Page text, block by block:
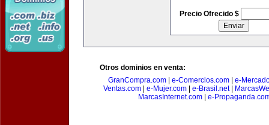
Precio Ofrecido $
Otros dominios en venta:
GranCompra.com
e-Comercios.com
e-
Ventas.com| e-Mujer.com| e-Brasil.net|
MarcasInternet.com
e-